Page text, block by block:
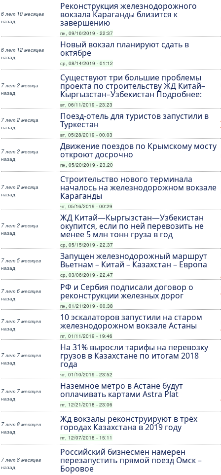
6 лет 10 месяцев
назад
Реконструкция железнодорожного
вокзала Караганды близится к
завершению
пн, 09/16/2019 - 22:37
6 лет 12 месяцев
назад
Новый вокзал планируют сдать в
октябре
ср, 08/14/2019 - 01:12
7 лет 2 месяца
назад
Существуют три большие проблемы
проекта по строительству ЖД Китай–
Кыргызстан–Узбекистан Подробнее:
вт, 06/11/2019 - 23:23
7 лет 2 месяца
назад
Поезд-отель для туристов запустили в
Туркестан
вт, 05/28/2019 - 00:03
7 лет 2 месяца
назад
Движение поездов по Крымскому мосту
откроют досрочно
пн, 05/20/2019 - 23:20
7 лет 2 месяца
назад
Строительство нового терминала
началось на железнодорожном вокзале
Караганды
чт, 05/16/2019 - 00:29
7 лет 2 месяца
назад
ЖД Китай—Кыргызстан—Узбекистан
окупится, если по ней перевозить не
менее 5 млн тонн груза в год
ср, 05/15/2019 - 22:37
7 лет 5 месяцев
назад
Запущен железнодорожный маршрут
Вьетнам – Китай – Казахстан – Европа
ср, 03/06/2019 - 22:47
7 лет 6 месяцев
назад
РФ и Сербия подписали договор о
реконструкции железных дорог
пн, 01/21/2019 - 00:38
7 лет 7 месяцев
назад
10 эскалаторов запустили на старом
железнодорожном вокзале Астаны
пт, 01/11/2019 - 19:46
7 лет 7 месяцев
назад
На 31% выросли тарифы на перевозку
грузов в Казахстане по итогам 2018
года
чт, 01/10/2019 - 23:52
7 лет 7 месяцев
назад
Наземное метро в Астане будут
оплачивать картами Astra Plat
пт, 12/21/2018 - 23:06
7 лет 8 месяцев
назад
Жд вокзалы реконструируют в трёх
городах Казахстана в 2019 году
пт, 12/07/2018 - 15:11
7 лет 8 месяцев
назад
Российский бизнесмен намерен
перезапустить прямой поезд Омск –
Боровое